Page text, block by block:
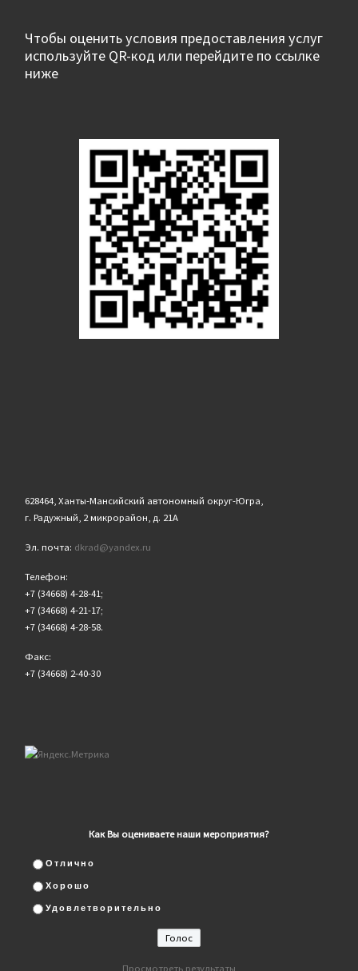
Чтобы оценить условия предоставления услуг
используйте QR-код или перейдите по ссылке
ниже
628464, Ханты-Мансийский автономный округ-Югра,
г. Радужный, 2 микрорайон, д. 21А
Эл. почта: dkrad@yandex.ru
Телефон:
+7 (34668) 4-28-41;
+7 (34668) 4-21-17;
+7 (34668) 4-28-58.
Факс:
+7 (34668) 2-40-30
Как Вы оцениваете наши мероприятия?
Отлично
Хорошо
Удовлетворительно
Просмотреть результаты